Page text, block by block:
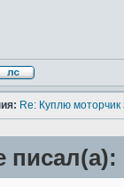
Re: Куплю моторчик
писал(а):